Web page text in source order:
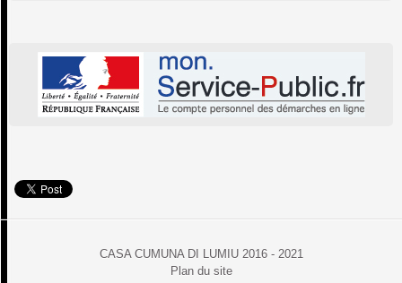
CASA CUMUNA DI LUMIU 2016 - 2021
Plan du site